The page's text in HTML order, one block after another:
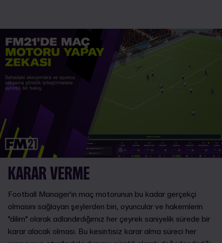
KARAR VERME
Football Manager'ın maç motorunun bu kadar gerçekçi
olmasını sağlayan şeylerden biri, oyuncular ve hakemlerin
"dilim" olarak adlandırdığımız her çeyrek saniyelik sürede bir
karar alacak olması. Bu kesintisiz karar alma süreci her